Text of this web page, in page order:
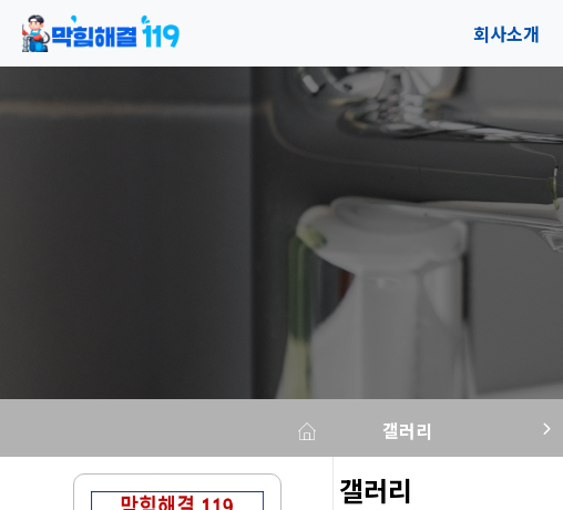
회사소개
오시는길
갤러리
갤러리